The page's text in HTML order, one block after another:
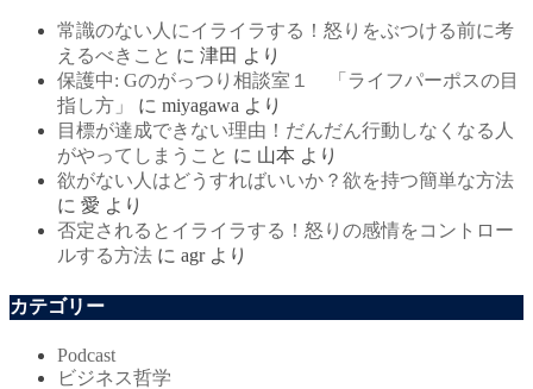
常識のない人にイライラする！怒りをぶつける前に考
えるべきこと に 津田 より
保護中: Gのがっつり相談室１ 「ライフパーポスの目
指し方」
に miyagawa より
目標が達成できない理由！だんだん行動しなくなる人
がやってしまうこと に 山本 より
欲がない人はどうすればいいか？欲を持つ簡単な方法
に 愛 より
否定されるとイライラする！怒りの感情をコントロー
ルする方法 に agrより
カテゴリー
Podcast
ビジネス哲学